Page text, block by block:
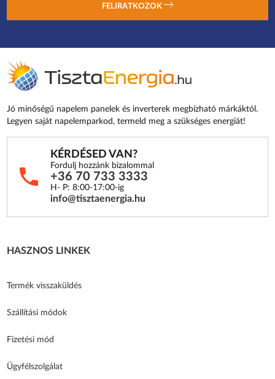
FELIRATKOZOK
Jó minőségű napelem panelek és inverterek megbízható márkáktól.
Legyen saját napelemparkod, termeld meg a szükséges energiát!
KÉRDÉSED VAN?
Fordulj hozzánk bizalommal
+36 70 733 3333
H- P: 8:00-17:00-ig
info@tisztaenergia.hu
HASZNOS LINKEK
Termék visszaküldés
Szállítási módok
Fizetési mód
Ügyfélszolgálat